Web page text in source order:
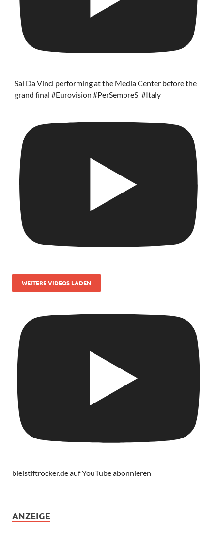
Sal Da Vinci performing at the Media Center before the
grand final #Eurovision #PerSempreSi #Italy
WEITERE VIDEOS LADEN
bleistiftrocker.de auf YouTube abonnieren
ANZEIGE